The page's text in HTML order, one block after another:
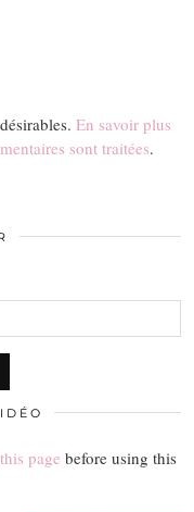
En savoir plus
sont traitées.
this page before using this